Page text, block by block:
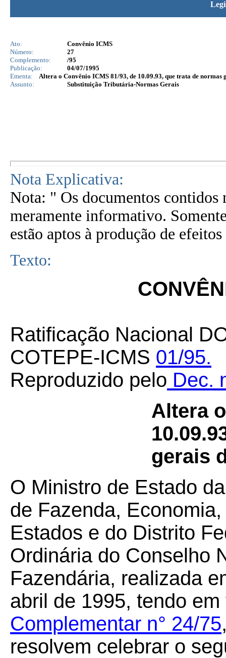
Ato:
Convênio ICMS
Número:
27
Complemento:
/95
Publicação:
04/07/1995
Ementa:
Altera o Convênio ICMS 81/93, de 10.09.93, que trata de
Assunto:
Substituição Tributária-Normas Gerais
Nota Explicativa:
Nota: " Os documentos contidos
meramente informativo.
estão aptos à produção de
Texto:
Ratificação Nacional
COTEPE-ICMS 01/95.
Reproduzido pelo Dec.
Altera
gerais
O Ministro de Estado
de Fazenda,
Estados e do Distrito
Ordinária do Conselho
Fazendária, realizada
abril de 1995, tendo
Complementar n° 24/75
resolvem celebrar o